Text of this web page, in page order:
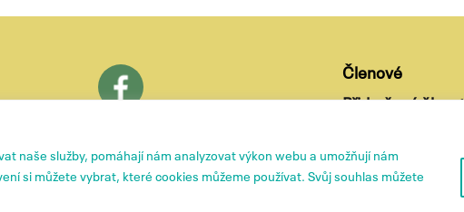
naše služby, pomáhají nám analyzovat výkon webu a umožňují nám
si můžete vybrat, které cookies můžeme používat. Svůj souhlas můžete
Členové